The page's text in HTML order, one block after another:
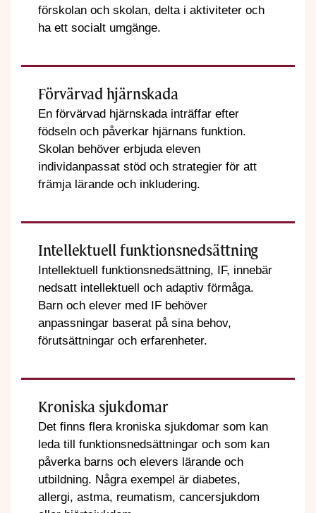
förskolan och skolan, delta i aktiviteter och
ha ett socialt umgänge.
Förvärvad hjärnskada
En förvärvad hjärnskada inträffar efter
födseln och påverkar hjärnans funktion.
Skolan behöver erbjuda eleven
individanpassat stöd och strategier för att
främja lärande och inkludering.
Intellektuell funktionsnedsättning
Intellektuell funktionsnedsättning, IF, innebär
nedsatt intellektuell och adaptiv förmåga.
Barn och elever med IF behöver
anpassningar baserat på sina behov,
förutsättningar och erfarenheter.
Kroniska sjukdomar
Det finns flera kroniska sjukdomar som kan
leda till funktionsnedsättningar och som kan
påverka barns och elevers lärande och
utbildning. Några exempel är diabetes,
allergi, astma, reumatism, cancersjukdom